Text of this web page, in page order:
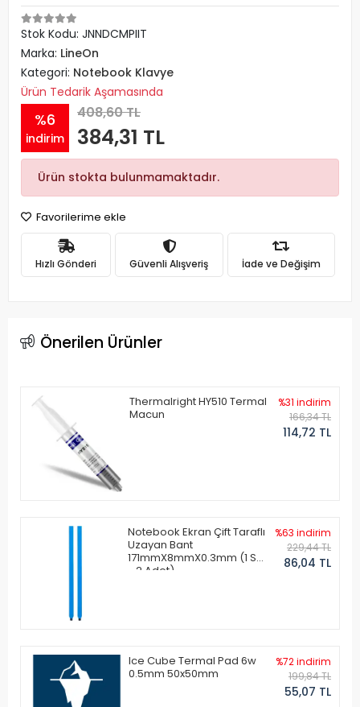
Stok Kodu: JNNDCMPIIT
Marka: LineOn
Kategori: Notebook Klavye
Ürün Tedarik Aşamasında
%6
indirim
408,60 TL
384,31 TL
Ürün stokta bulunmamaktadır.
Favorilerime ekle
Hızlı Gönderi Güvenli Alışveriş İade ve Değişim
Önerilen Ürünler
Thermalright HY510 Termal
Macun
%31 indirim
166,34 TL
114,72 TL
Notebook Ekran Çift Taraflı
Uzayan Bant
171mmX8mmX0.3mm (1 Set
- 2 Adet)
%63 indirim
229,44 TL
86,04 TL
Ice Cube Termal Pad 6w
0.5mm 50x50mm
%72 indirim
199,84 TL
55,07 TL